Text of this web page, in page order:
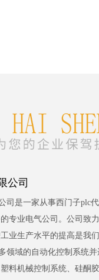
公司
司是一家从事西门子plc
专业电气公司。公司致
业生产水平的提高是我们
领域的自动化控制系统
料机械控制系统、硅酮